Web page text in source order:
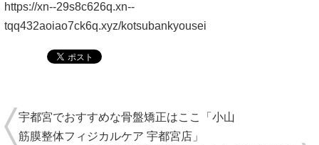
https://xn--29s8c626q.xn--
tqq432aoiao7ck6q.xyz/kotsubankyousei
宇都宮でおすすめな骨盤矯正はここ「小山
筋膜整体フィジカルケア 宇都宮店」